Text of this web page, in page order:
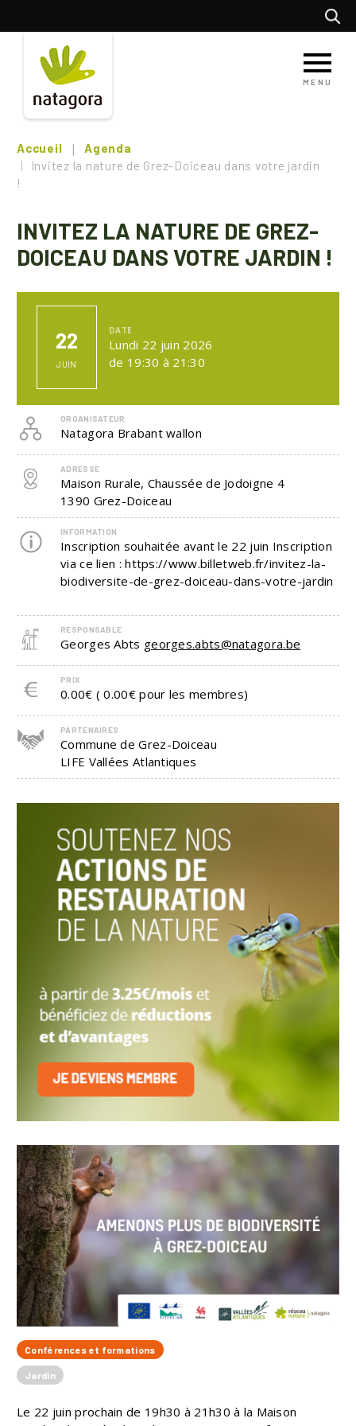
principal
MENU
Accueil
Agenda
Invitez la nature de Grez-Doiceau dans votre jardin
!
INVITEZ LA NATURE DE GREZ-
DOICEAU DANS VOTRE JARDIN !
Conférences et formations
Jardin
Le 22 juin prochain de 19h30 à 21h30 à la Maison
22
JUIN
DATE
Lundi 22 juin 2026
de 19:30 à 21:30
ORGANISATEUR
Natagora Brabant wallon
ADRESSE
Maison Rurale, Chaussée de Jodoigne 4
1390 Grez-Doiceau
INFORMATION
Inscription souhaitée avant le 22 juin Inscription
via ce lien : https://www.billetweb.fr/invitez-la-
biodiversite-de-grez-doiceau-dans-votre-jardin
RESPONSABLE
Georges Abts georges.abts@natagora.be
PRIX
0.00€ ( 0.00€ pour les membres)
PARTENAIRES
Commune de Grez-Doiceau
LIFE Vallées Atlantiques